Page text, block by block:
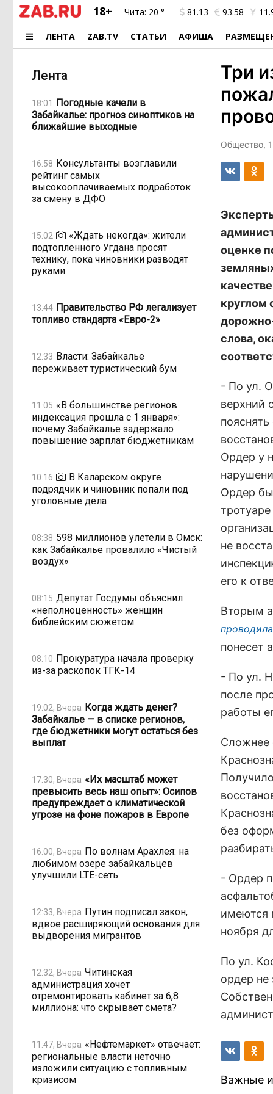
18+ Чита: 20 ° 81.13 93.58
ЛЕНТА ZAB.TV СТАТЬИ АФИША
Лента
18:01 Погодные качели в
Забайкалье: прогноз синоптиков на
ближайшие выходные
16:58 Консультанты возглавили
рейтинг самых
высокооплачиваемых подработок
за смену в ДФО
15:02
«Ждать некогда»: жители
подтопленного Угдана просят
технику, пока чиновники разводят
руками
13:44 Правительство РФ легализует
топливо стандарта «Евро-2»
12:33 Власти: Забайкалье
переживает туристический бум
11:05 «В большинстве регионов
индексация прошла с 1 января»:
почему Забайкалье задержало
повышение зарплат бюджетникам
10:16
В Каларском округе
подрядчик и чиновник попали под
уголовные дела
08:38 598 миллионов улетели в Омск:
как Забайкалье провалило «Чистый
воздух»
08:15 Депутат Госдумы объяснил
«неполноценность» женщин
библейским сюжетом
08:10 Прокуратура начала проверку
из-за раскопок ТГК-14
19:02, Вчера Когда ждать денег?
Забайкалье — в списке регионов,
где бюджетники могут остаться без
выплат
17:30, Вчера «Их масштаб может
превысить весь наш опыт»: Осипов
предупреждает о климатической
угрозе на фоне пожаров в Европе
16:00, Вчера По волнам Арахлея: на
любимом озере забайкальцев
улучшили LTE-сеть
12:33, Вчера Путин подписал закон,
вдвое расширяющий основания для
выдворения мигрантов
12:32, Вчера Читинская
администрация хочет
отремонтировать кабинет за 6,8
миллиона: что скрывает смета?
11:47, Вчера «Нефтемаркет» отвечает:
региональные власти неточно
изложили ситуацию с топливным
кризисом
Три
Общество,
оценке
круглом
слова,
- По ул.
верхний
Ордер у
Ордер
не
его к
Вторым
понесет
- По ул.
после
работы
Сложнее
без
- Ордер
имеются
ноября
По ул.
ордер не
Важные